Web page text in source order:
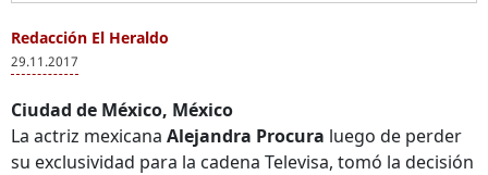
Redacción El Heraldo
29.11.2017
Ciudad de México, México
La actriz mexicana Alejandra Procura luego de perder
su exclusividad para la cadena Televisa, tomó la decisión